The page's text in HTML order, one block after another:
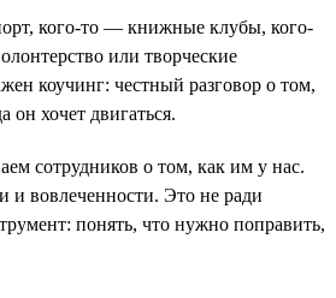
кого-то — книжные клубы, кого-
или творческие
коучинг: честный разговор о том,
он хочет двигаться.
сотрудников о том, как им у нас.
и вовлеченности. Это не ради
понять, что нужно поправить,